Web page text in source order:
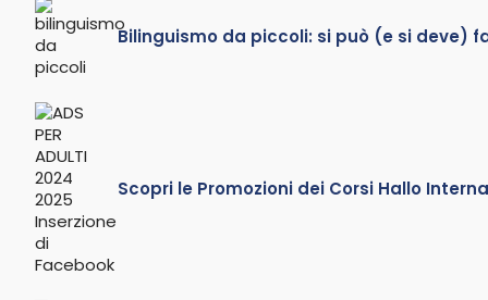
Bilinguismo da piccoli: si può (e si deve)
Scopri le Promozioni dei Corsi Hallo